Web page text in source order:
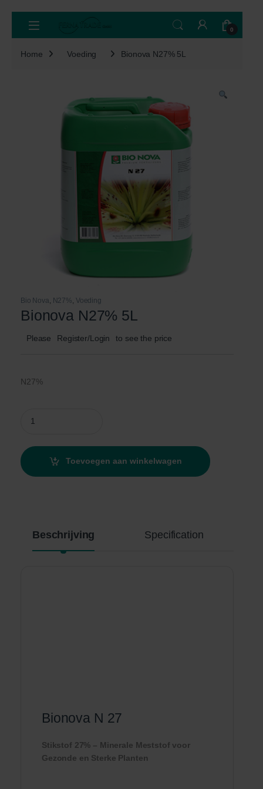
Open 0
Home Voeding Bionova N27% 5L
Bio Nova N27% Voeding
Bionova N27% 5L
Please Register/Login to see the price
N27%
Toevoegen aan winkelwagen
Beschrijving Specification
Bionova N 27
Stikstof 27% – Minerale Meststof voor
Gezonde en Sterke Planten